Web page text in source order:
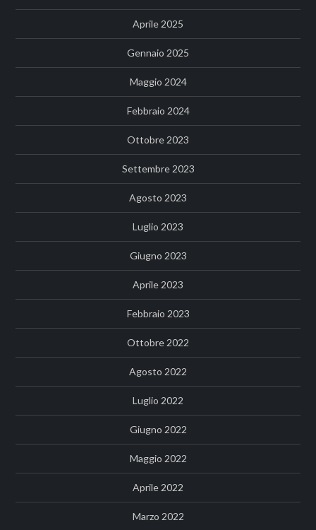
Aprile 2025
Gennaio 2025
Maggio 2024
Febbraio 2024
Ottobre 2023
Settembre 2023
Agosto 2023
Luglio 2023
Giugno 2023
Aprile 2023
Febbraio 2023
Ottobre 2022
Agosto 2022
Luglio 2022
Giugno 2022
Maggio 2022
Aprile 2022
Marzo 2022